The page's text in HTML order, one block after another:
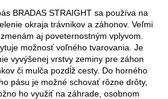
BRADAS STRAIGHT sa používa na
okraja trávnikov a záhonov. Veľmi
aj poveternostným vplyvom.
možnosť voľného tvarovania. Je
vyvýšenej vrstvy zeminy pre záhon
či mulča pozdĺž cesty. Do horného
pásu je možné schovať rôzne drôty,
ho využiť na záhrade, osobnom